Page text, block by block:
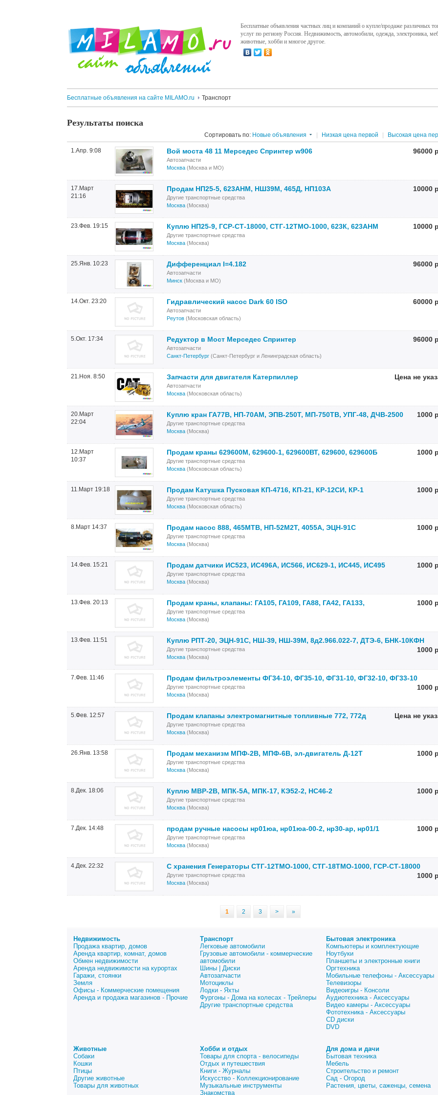
Бесплатные объявления частных лиц и компаний о купле/продаже различных
услуг по региону Россия. Недвижимость, автомобили, одежда, электроника,
животные, хобби и многое другое.
Бесплатные объявления на сайте MILAMO.ru Транспорт
Результаты поиска
Сортировать по: Новые объявления Низкая цена первой Высокая цена
1.Апр. 9:08 Вой моста 48 11 Мерседес Спринтер w906 96000
Автозапчасти
Москва (Москва и МО)
17.Март
21:16
Продам НП25-5, 623АНМ, НШ39М, 465Д, НП103А 10000
Другие транспортные средства
Москва (Москва)
23.Фев. 19:15 Куплю НП25-9, ГСР-СТ-18000, СТГ-12ТМО-1000, 623К, 623АНМ 10000
Другие транспортные средства
Москва (Москва)
25.Янв. 10:23 Дифференциал I=4.182 96000
Автозапчасти
Минск (Москва и МО)
14.Окт. 23:20 Гидравлический насос Dark 60 ISO 60000
Автозапчасти
Реутов (Московская область)
5.Окт. 17:34 Редуктор в Мост Мерседес Спринтер 96000
Автозапчасти
Санкт-Петербург (Санкт-Петербург и Ленинградская область)
21.Ноя. 8:50 Запчасти для двигателя Катерпиллер Цена не
Автозапчасти
Москва (Московская область)
20.Март
22:04
Куплю кран ГА77В, НП-70АМ, ЭПВ-250Т, МП-750ТВ, УПГ-48, ДЧВ-2500 1000
Другие транспортные средства
Москва (Москва)
12.Март
10:37
Продам краны 629600М, 629600-1, 629600ВТ, 629600, 629600Б 1000
Другие транспортные средства
Москва (Московская область)
11.Март 19:18 Продам Катушка Пусковая КП-4716, КП-21, КР-12СИ, КР-1 1000
Другие транспортные средства
Москва (Московская область)
8.Март 14:37 Продам насос 888, 465МТВ, НП-52М2Т, 4055А, ЭЦН-91С 1000
Другие транспортные средства
Москва (Москва)
14.Фев. 15:21 Продам датчики ИС523, ИС496А, ИС566, ИС629-1, ИС445, ИС495 1000
Другие транспортные средства
Москва (Москва)
13.Фев. 20:13 Продам краны, клапаны: ГА105, ГА109, ГА88, ГА42, ГА133, 1000
Другие транспортные средства
Москва (Москва)
13.Фев. 11:51
Куплю РПТ-20, ЭЦН-91С, НШ-39, НШ-39М, 8д2.966.022-7, ДТЭ-6, БНК-10КФН
1000
Другие транспортные средства
Москва (Москва)
7.Фев. 11:46
Продам фильтроэлементы ФГ34-10, ФГ35-10, ФГ31-10, ФГ32-10, ФГ33-10
1000
Другие транспортные средства
Москва (Москва)
5.Фев. 12:57 Продам клапаны электромагнитные топливные 772, 772д Цена не
Другие транспортные средства
Москва (Москва)
26.Янв. 13:58 Продам механизм МПФ-2В, МПФ-6В, эл-двигатель Д-12Т 1000
Другие транспортные средства
Москва (Москва)
8.Дек. 18:06 Куплю МВР-2В, МПК-5А, МПК-17, КЭ52-2, НС46-2 1000
Другие транспортные средства
Москва (Москва)
7.Дек. 14:48 продам ручные насосы нр01юа, нр01юа-00-2, нр30-ар, нр01/1 1000
Другие транспортные средства
Москва (Москва)
4.Дек. 22:32
С хранения Генераторы СТГ-12ТМО-1000, СТГ-18ТМО-1000, ГСР-СТ-18000
1000
Другие транспортные средства
Москва (Москва)
1 2 3 > »
Недвижимость
Продажа квартир, домов
Аренда квартир, комнат, домов
Обмен недвижимости
Аренда недвижимости на курортах
Гаражи, стоянки
Земля
Офисы - Коммерческие помещения
Аренда и продажа магазинов - Прочие
Транспорт
Легковые автомобили
Грузовые автомобили - коммерческие
автомобили
Шины | Диски
Автозапчасти
Мотоциклы
Лодки - Яхты
Фургоны - Дома на колесах - Трейлеры
Другие транспортные средства
Бытовая электроника
Компьютеры и комплектующие
Ноутбуки
Планшеты и электронные книги
Оргтехника
Мобильные телефоны - Аксессуары
Телевизоры
Видеоигры - Консоли
Аудиотехника - Аксессуары
Видео камеры - Аксессуары
Фототехника - Аксессуары
CD диски
DVD
Животные
Собаки
Кошки
Птицы
Другие животные
Товары для животных
Хобби и отдых
Товары для спорта - велосипеды
Отдых и путешествия
Книги - Журналы
Искусство - Коллекционирование
Музыкальные инструменты
Знакомства
Для дома и дачи
Бытовая техника
Мебель
Строительство и ремонт
Сад - Огород
Растения, цветы, саженцы, семена